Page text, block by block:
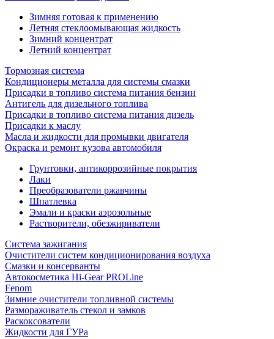
Зимняя готовая к применению
Летняя стеклоомывающая жидкость
Зимний концентрат
Летний концентрат
Тормозная система
Кондиционеры металла для системы смазки
Присадки в топливо система питания бензин
Антигель для дизельного топлива
Присадки в топливо система питания дизель
Присадки к маслу
Масла и жидкости для промывки двигателя
Окраска и ремонт кузова автомобиля
Грунтовки, антикоррозийные покрытия
Лаки
Преобразователи ржавчины
Шпатлевка
Эмали и краски аэрозольные
Растворители, обезжириватели
Система зажигания
Очистители систем кондиционирования воздуха
Смазки и консерванты
Автокосметика Hi-Gear PROLine
Fenom
Зимние очистители топливной системы
Размораживатель стекол и замков
Раскоксователи
Жидкости для ГУРа